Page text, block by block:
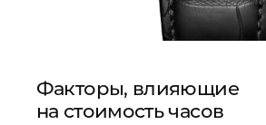
Факторы, влияющие
на стоимость часов